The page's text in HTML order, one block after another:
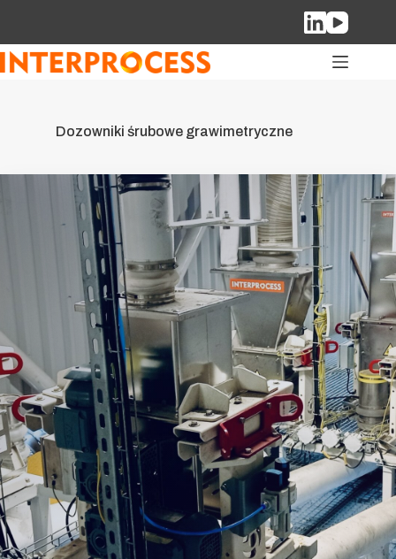
treści
Dozowniki śrubowe grawimetryczne